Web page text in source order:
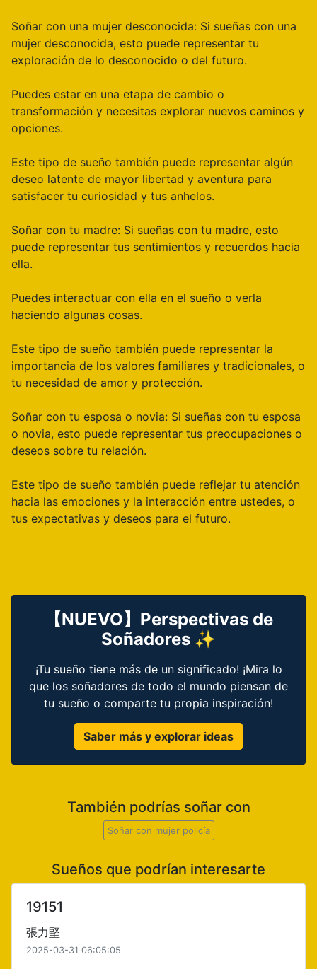
Soñar con una mujer desconocida: Si sueñas con una
mujer desconocida, esto puede representar tu
exploración de lo desconocido o del futuro.
Puedes estar en una etapa de cambio o
transformación y necesitas explorar nuevos caminos y
opciones.
Este tipo de sueño también puede representar algún
deseo latente de mayor libertad y aventura para
satisfacer tu curiosidad y tus anhelos.
Soñar con tu madre: Si sueñas con tu madre, esto
puede representar tus sentimientos y recuerdos hacia
ella.
Puedes interactuar con ella en el sueño o verla
haciendo algunas cosas.
Este tipo de sueño también puede representar la
importancia de los valores familiares y tradicionales, o
tu necesidad de amor y protección.
Soñar con tu esposa o novia: Si sueñas con tu esposa
o novia, esto puede representar tus preocupaciones o
deseos sobre tu relación.
Este tipo de sueño también puede reflejar tu atención
hacia las emociones y la interacción entre ustedes, o
tus expectativas y deseos para el futuro.
【NUEVO】Perspectivas de
Soñadores ✨
¡Tu sueño tiene más de un significado! ¡Mira lo
que los soñadores de todo el mundo piensan de
tu sueño o comparte tu propia inspiración!
Saber más y explorar ideas
También podrías soñar con
Soñar con mujer policía
Sueños que podrían interesarte
19151
張力堅
2025-03-31 06:05:05